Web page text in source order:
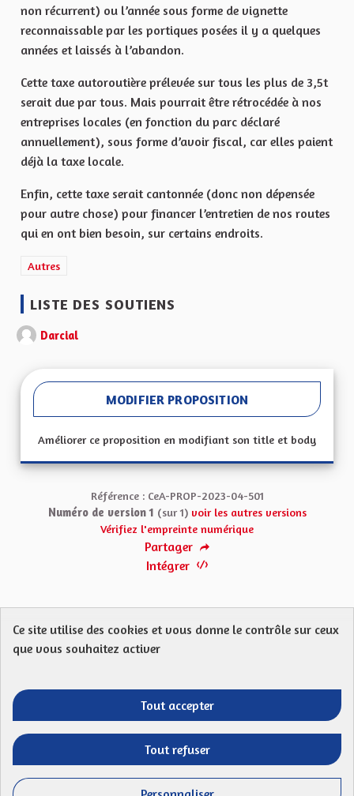
non récurrent) ou l’année sous forme de vignette
reconnaissable par les portiques posées il y a quelques
années et laissés à l’abandon.
Cette taxe autoroutière prélevée sur tous les plus de 3,5t
serait due par tous. Mais pourrait être rétrocédée à nos
entreprises locales (en fonction du parc déclaré
annuellement), sous forme d’avoir fiscal, car elles paient
déjà la taxe locale.
Enfin, cette taxe serait cantonnée (donc non dépensée
pour autre chose) pour financer l’entretien de nos routes
qui en ont bien besoin, sur certains endroits.
Filtrer les résultats de la catégorie : Autres
Autres
LISTE DES SOUTIENS
Darcial
MODIFIER PROPOSITION
Améliorer ce proposition en modifiant son title et body
Référence : CeA-PROP-2023-04-501
Numéro de version 1 (sur 1) voir les autres versions
Vérifiez l'empreinte numérique
Partager
Intégrer
Protection des Données
Télécharger les fichiers Open Data
Entre vos mains - Collectivité
Entre vos mains - Collectivité
Entre vos mains - Collectivité
Entre vos mains -
(Lien externe)
(Lien externe)
Ce site utilise des cookies et vous donne le contrôle sur ceux
que vous souhaitez activer
Tout accepter
Tout refuser